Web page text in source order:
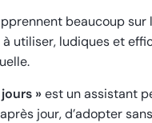
beaucoup sur
utiliser, ludiques et
» est un assistant
jour, d’adopter